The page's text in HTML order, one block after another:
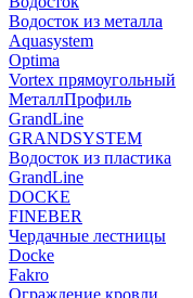
Водосток из металла
Aquasystem
Optima
Vortex прямоугольный
МеталлПрофиль
GrandLine
GRANDSYSTEM
Водосток из пластика
GrandLine
DOCKE
FINEBER
Чердачные лестницы
Docke
Fakro
Ограждение кровли